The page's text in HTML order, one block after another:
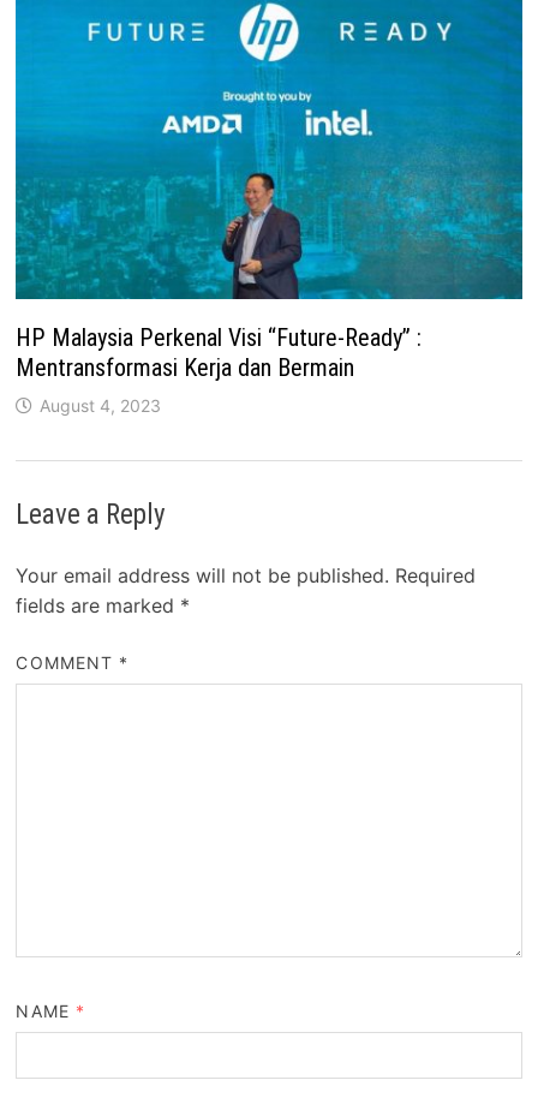
HP Malaysia Perkenal Visi “Future-Ready” :
Mentransformasi Kerja dan Bermain
August 4, 2023
Leave a Reply
Your email address will not be published. Required
fields are marked *
COMMENT *
NAME *